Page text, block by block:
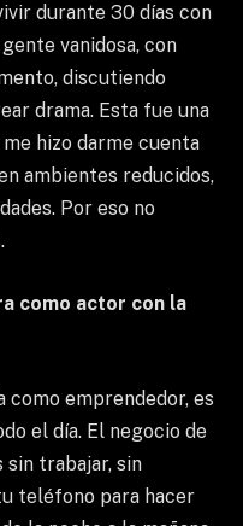
durante 30 días con
vanidosa, con
discutiendo
drama. Esta fue una
hizo darme cuenta
ambientes reducidos,
Por eso no
como actor con la
como emprendedor, es
el día. El negocio de
sin trabajar, sin
teléfono para hacer